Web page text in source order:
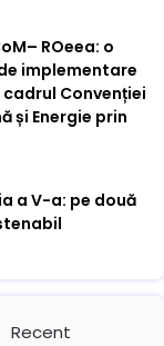
ROeea: o
implementare
Convenției
și Energie prin
a V-a: pe două
Recent